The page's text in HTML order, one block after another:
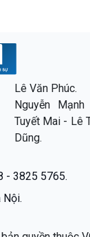
Lê Văn Phúc.
Nguyễn
Tuyết Mai - Lê
Dũng.
- 3825 5765.
Nội.